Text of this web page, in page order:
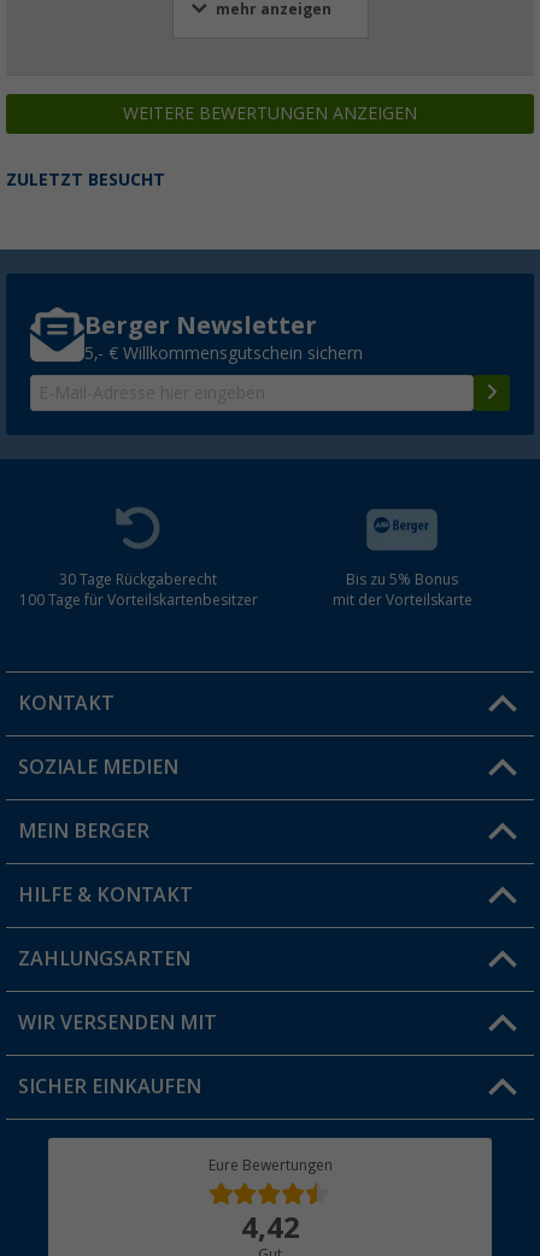
mehr anzeigen
WEITERE BEWERTUNGEN ANZEIGEN
ZULETZT BESUCHT
Berger Newsletter
5,- € Willkommensgutschein sichern
30 Tage Rückgaberecht
100 Tage für Vorteilskartenbesitzer
Bis zu 5% Bonus
mit der Vorteilskarte
KONTAKT
Du hast eine Frage?
Filiale finden
SOZIALE MEDIEN
MEIN BERGER
Vorteilskarte
Blog
Jobs & Karriere
HILFE & KONTAKT
FAQ & Kontakt
Versandinformationen
Rücksendung
ZAHLUNGSARTEN
WIR VERSENDEN MIT
SICHER EINKAUFEN
Eure Bewertungen
4,42